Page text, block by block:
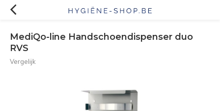
MediQo-line Handschoendispenser duo
RVS
Vergelijk